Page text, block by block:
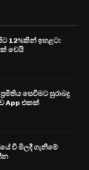
12%කින් ඉහළට:
වෙයි
සෙවීමට සුරාබදු
App එකක්
වී මිලදී ගැනීමේ